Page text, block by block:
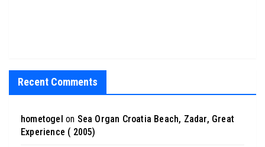
Recent Comments
hometogel on Sea Organ Croatia Beach, Zadar, Great
Experience ( 2005)